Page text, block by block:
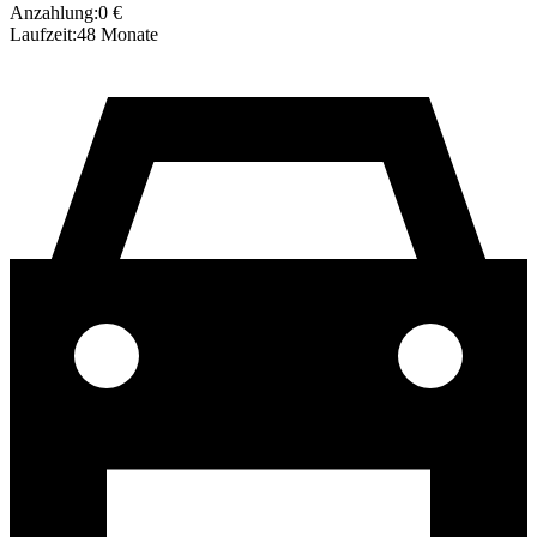
Anzahlung:0 €
Laufzeit:48 Monate